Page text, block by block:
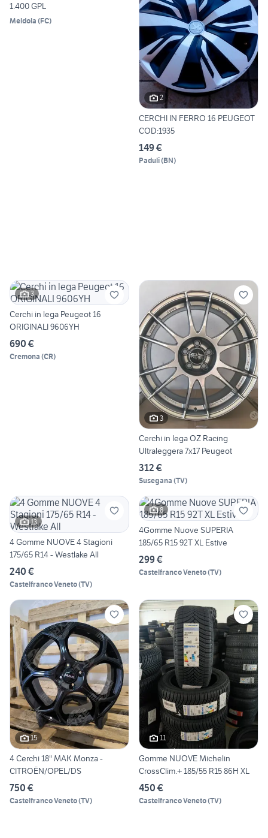
1.400 GPL
Meldola (FC)
2
CERCHI IN FERRO 16 PEUGEOT
COD:1935
149 €
Paduli(BN)
3
Cerchi in lega Peugeot 16
ORIGINALI 9606YH
690 €
Cremona (CR)
3
Cerchi in lega OZ Racing
Ultraleggera 7x17 Peugeot
312 €
Susegana (TV)
13
4 Gomme NUOVE 4 Stagioni
175/65 R14 - Westlake All
240 €
Castelfranco Veneto(TV)
8
4Gomme Nuove SUPERIA
185/65 R15 92T XL Estive
299 €
Castelfranco Veneto(TV)
15
4 Cerchi 18" MAK Monza -
CITROËN/OPEL/DS
750 €
Castelfranco Veneto(TV)
11
Gomme NUOVE Michelin
CrossClim.+ 185/55 R15 86H XL
450 €
Castelfranco Veneto(TV)